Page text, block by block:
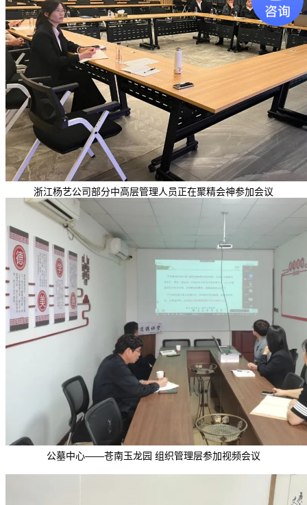
浙江杨艺公司部分中高层管理人员正在聚精会神参加会议
公墓中心——苍南玉龙园 组织管理层参加视频会议